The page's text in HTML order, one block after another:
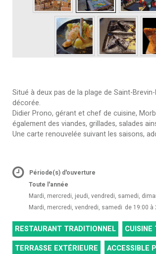
Situé à deux pas de la plage de Saint-
décorée.
Didier Prono, gérant et chef de cuisine,
également des viandes, grillades, salades
Une carte renouvelée suivant les saisons,
Période(s) d'ouverture
Toute l'année
Mardi, mercredi, jeudi, vendredi, samedi,
Mardi, mercredi, vendredi, samedi de 19:00 à
RESTAURANT TRADITIONNEL CUISINE
TERRASSE EXTÉRIEURE
ACCESSIBLE